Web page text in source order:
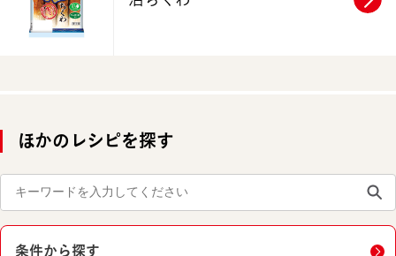
ほかのレシピを探す
条件から探す